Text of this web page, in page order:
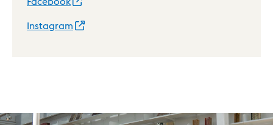
Instagram